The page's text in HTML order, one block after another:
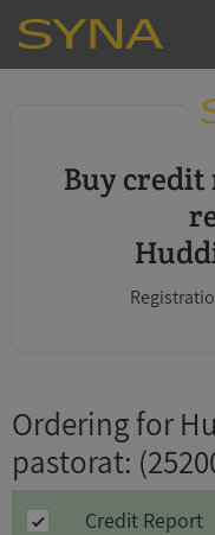
Buy credit report and annual
Ordering for
pastorat:
Credit Report